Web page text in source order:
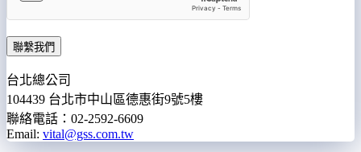
聯繫我們
台北總公司
104439 台北市中山區德惠街9號5樓
聯絡電話：02-2592-6609
Email: vital@gss.com.tw